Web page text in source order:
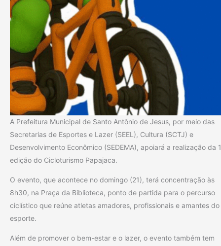
A Prefeitura Municipal de Santo Antônio de Jesus, por meio das
Secretarias de Esportes e Lazer (SEEL), Cultura (SCTJ) e
Desenvolvimento Econômico (SEDEMA), apoiará a realização da
edição do Cicloturismo Papajaca.
O evento, que acontece no domingo (21), terá concentração às
8h30, na Praça da Biblioteca, ponto de partida para o percurso
ciclístico que reúne atletas amadores, profissionais e amantes do
esporte.
Além de promover o bem-estar e o lazer, o evento também tem